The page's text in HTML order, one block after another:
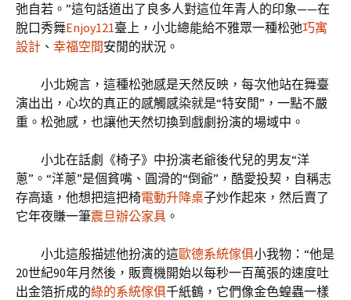
弛自若。”這句話道出了良多人對這位年青人的印象——在
脫口秀舞Enjoy121臺上，小北總能給不雅眾一種松弛巧寓
設計 、 幸福空間安閒的狀況。
小北婉言，這種松弛感是天然反映，每次他站在舞臺
演出出，心坎的真正的感觸感染就是“特安閒”，一點不嚴
重。松弛感，也讓他天然切換到戲劇扮演的場域中。
小北在話劇《椅子》中扮演老爺後代兒的男友“洋
蔥”。“洋蔥”是個貧嘴、圓滑的“倒爺”，酷愛投契，自稱志
存高遠，他想把這把椅電動升降桌子炒作起來，然后賣了
它年夜賺一筆震旦辦公家具 。
小北這般描述他扮演的這歐德系統傢俱小我物：“他是
20世紀90年月然後，販賣機開始以每秒一百萬張的速度吐
出金箔折成的綠的系統傢俱千紙鶴，它們像金色蝗蟲一樣